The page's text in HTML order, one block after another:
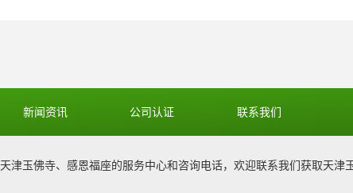
新闻资讯 公司认证 联系我们
天津玉佛寺、 感恩福座的服务中心和咨询电话，欢迎联系我们获取天津